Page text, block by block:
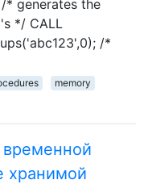
/* generates the
*/ CALL
/*
memory
хранимой